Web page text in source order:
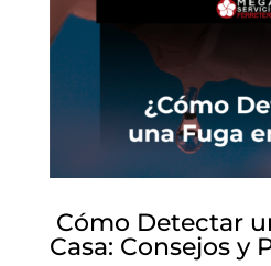
Cómo Detectar
Casa: Consejos y